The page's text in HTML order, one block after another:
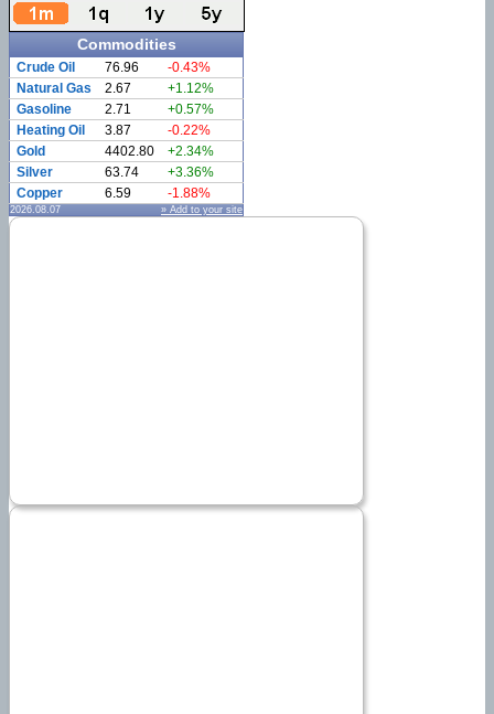
Commodities
Crude Oil 76.96
-0.43%
Natural Gas
2.67
+1.12%
Gasoline
2.71
+0.57%
Heating Oil
3.87
-0.22%
Gold
4402.80
+2.34%
Silver
63.74
+3.36%
Copper
6.59 -1.88%
2026.08.07 » Add to your site